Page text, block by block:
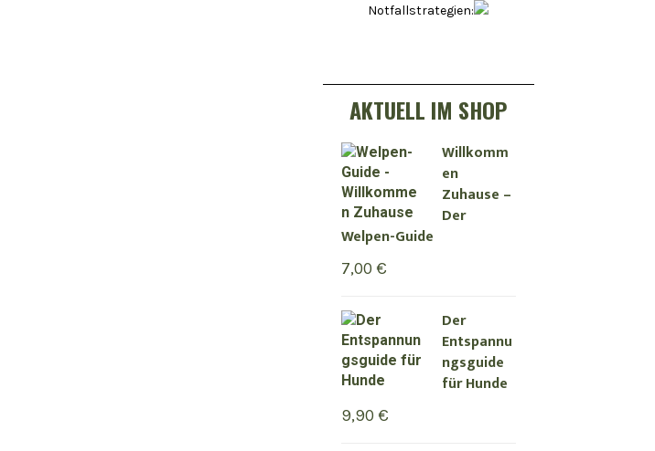
Notfallstrategien:
AKTUELL IM SHOP
Willkomm
en
Zuhause –
Der
Welpen-Guide
7,00 €
Der
Entspannu
ngsguide
für Hunde
9,90 €